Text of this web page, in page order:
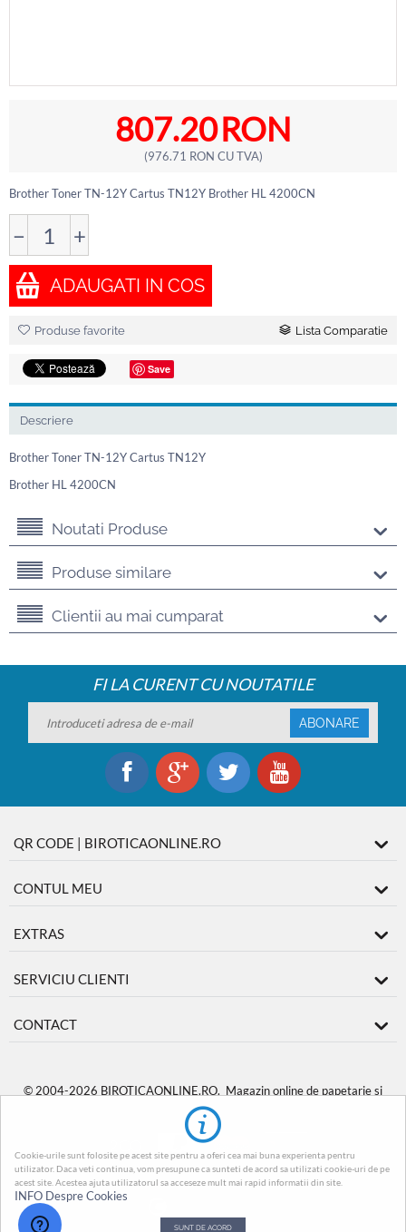
Cookie-urile sunt folosite pe acest site pentru a oferi cea mai buna experienta pentru
utilizator. Daca veti continua, vom presupune ca sunteti de acord sa utilizati cookie-uri de pe
acest site. Acestea ajuta utilizatorul sa acceseze mult mai rapid informatii din site.
INFO Despre Cookies
SUNT DE ACORD
807.20RON
(976.71 RON CU TVA)
Brother Toner TN-12Y Cartus TN12Y Brother HL 4200CN
− +
ADAUGATI IN COS
Produse favorite Lista Comparatie
Save
Descriere
Brother Toner TN-12Y Cartus TN12Y
Brother HL 4200CN
Noutati Produse
Produse similare
Clientii au mai cumparat
FI LA CURENT CU NOUTATILE
ABONARE
QR CODE | BIROTICAONLINE.RO
CONTUL MEU
EXTRAS
SERVICIU CLIENTI
CONTACT
© 2004-2026 BIROTICAONLINE.RO. Magazin online de papetarie si
produse de biroticaBiroticaOnline.ro